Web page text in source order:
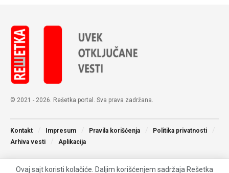
© 2021 - 2026. Rešetka portal. Sva prava zadržana.
Kontakt Impresum Pravila korišćenja
Politika privatnosti
Arhiva vesti
Aplikacija
Ovaj sajt koristi kolačiće. Daljim korišćenjem sadržaja Rešetka